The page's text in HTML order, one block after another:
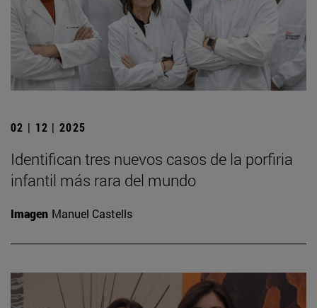
02 | 12 | 2025
Identifican tres nuevos casos de la porfiria
infantil más rara del mundo
Imagen Manuel Castells